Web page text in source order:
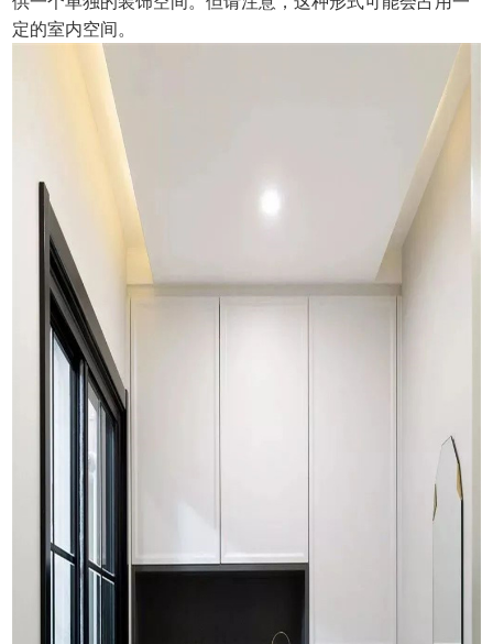
定的室内空间。